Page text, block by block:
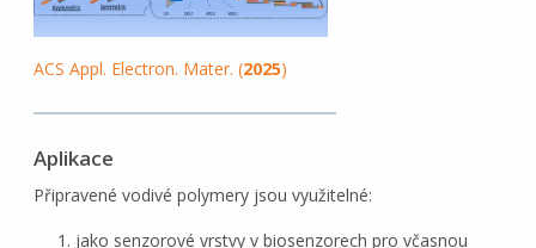
ACS Appl. Electron. Mater. (2025)
Aplikace
Připravené vodivé polymery jsou využitelné:
jako senzorové vrstvy v biosenzorech pro včasnou